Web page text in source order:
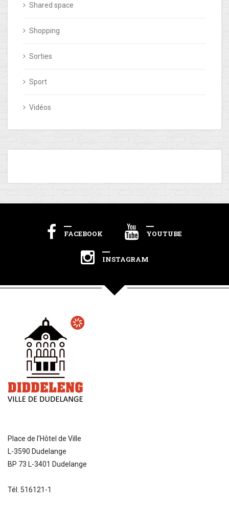
Shared space
Shopping
Sorties
Sport
Vidéos
FACEBOOK YOUTUBE
INSTAGRAM
Place de l'Hôtel de Ville
L-3590 Dudelange
BP 73 L-3401 Dudelange
Tél. 516121-1